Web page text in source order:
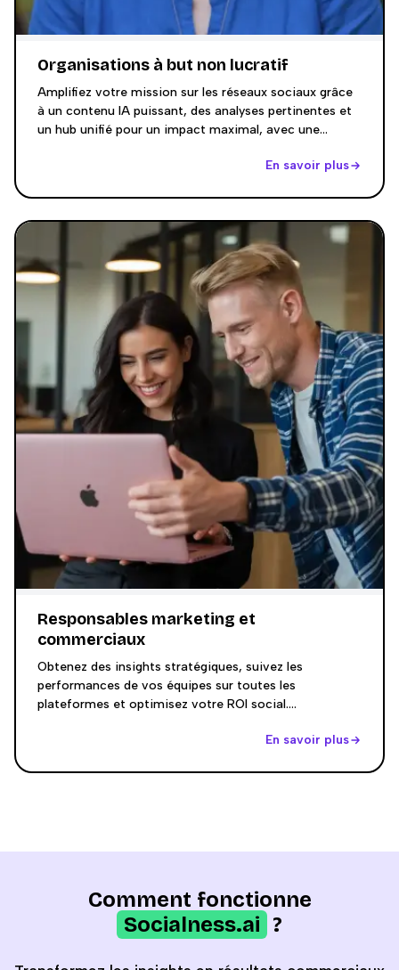
Organisations à but non lucratif
Amplifiez votre mission sur les réseaux sociaux grâce
à un contenu IA puissant, des analyses pertinentes et
un hub unifié pour un impact maximal, avec une
En savoir plus
Responsables marketing et
commerciaux
Obtenez des insights stratégiques, suivez les
performances de vos équipes sur toutes les
plateformes et optimisez votre ROI social.
En savoir plus
Comment fonctionne
Socialness.ai ?